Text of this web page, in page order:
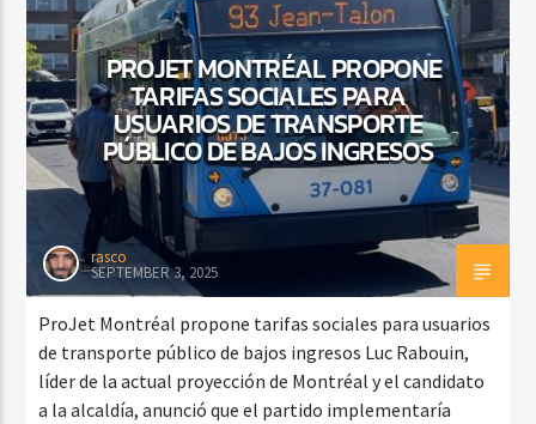
PROJET MONTRÉAL PROPONE
TARIFAS SOCIALES PARA
USUARIOS DE TRANSPORTE
PÚBLICO DE BAJOS INGRESOS
rasco
SEPTEMBER 3, 2025
ProJet Montréal propone tarifas sociales para usuarios
de transporte público de bajos ingresos Luc Rabouin,
líder de la actual proyección de Montréal y el candidato
a la alcaldía, anunció que el partido implementaría